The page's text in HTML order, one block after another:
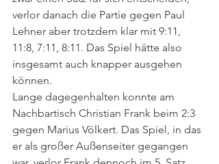
verlor danach die Partie gegen Paul
Lehner aber trotzdem klar mit 9:11,
11:8, 7:11, 8:11. Das Spiel hätte also
insgesamt auch knapper ausgehen
können.
Lange dagegenhalten konnte am
Nachbartisch Christian Frank beim 2:3
gegen Marius Völkert. Das Spiel, in das
er als großer Außenseiter gegangen